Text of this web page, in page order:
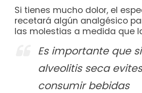
Si tienes mucho dolor, el
recetará algún analgésico
las molestias a medida que
Es importante que
alveolitis seca
consumir bebidas